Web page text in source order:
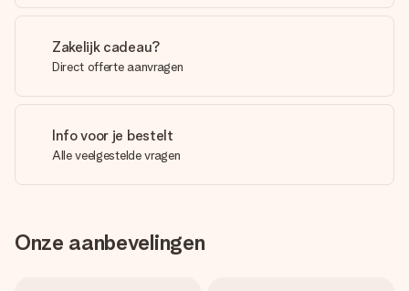
Zakelijk cadeau?
Direct offerte aanvragen
Info voor je bestelt
Alle veelgestelde vragen
Onze aanbevelingen